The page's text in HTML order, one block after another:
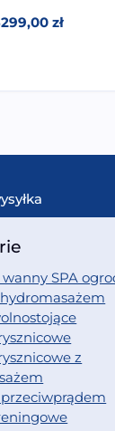
zł
SPA
z
przeciwprądem